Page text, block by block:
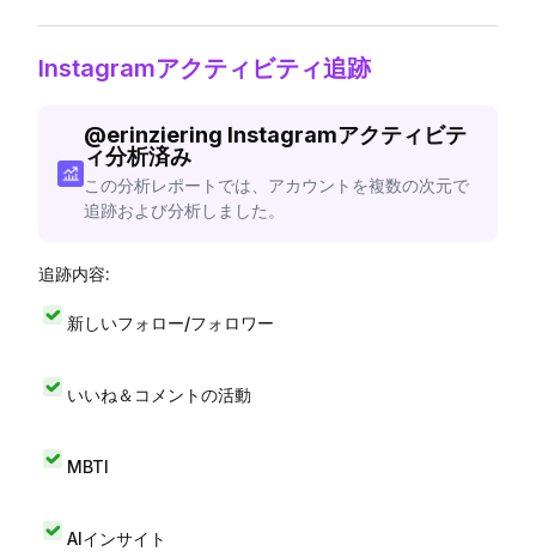
Instagramアクティビティ追跡
@erinziering Instagramアクティビテ
ィ分析済み
この分析レポートでは、アカウントを複数の次元で
追跡および分析しました。
追跡内容:
新しいフォロー/フォロワー
いいね＆コメントの活動
MBTI
AIインサイト